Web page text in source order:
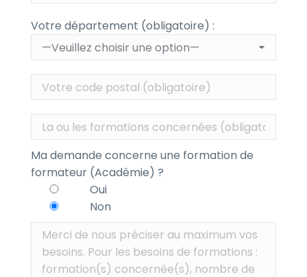
Votre département (obligatoire) :
Ma demande concerne une formation de
formateur (Académie) ?
Oui
Non